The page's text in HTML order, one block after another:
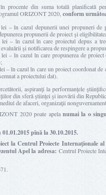
procente din suma totală planificată
ORIZONT 2020, conform
– în cazul depunerii unei propuneri de
propunerii de proiect şi
– în cazul în care proiectul depus a
şi notificarea de respingere a
– în cazul în care propunerea de
– în cazul în care un proiect coordonat
a proiectului dat).
aspiranţi la performanţele
din sferă ştiinţei şi inovării din
de afaceri, organizaţii
2020 poate apela numai la o
pînă la 30.10.2015.
la Centrul Proiecte Internaţionale
Apel la adresa: Centrul Proiecte